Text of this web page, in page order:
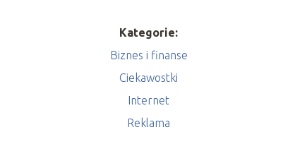
Kategorie:
Biznes i finanse
Ciekawostki
Internet
Reklama